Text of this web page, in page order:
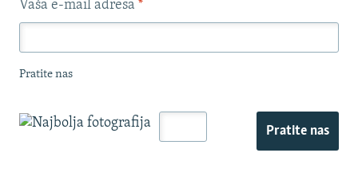
Vaša e-mail adresa *
Pratite nas
Pratite nas